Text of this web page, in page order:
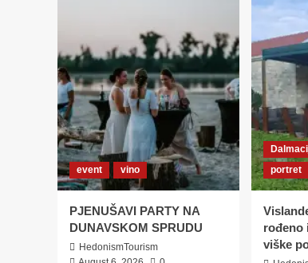
event vino
PJENUŠAVI PARTY NA
DUNAVSKOM SPRUDU
HedonismTourism
portret
rođeno
viške